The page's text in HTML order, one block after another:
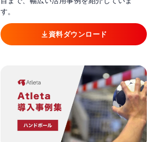
す。
資料ダウンロード